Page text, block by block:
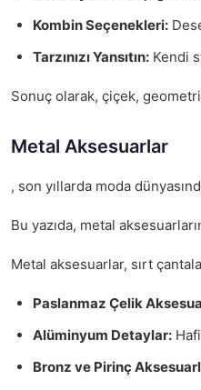
Kombin Seçenekleri:
Tarzınızı Yansıtın: Kendi
Sonuç olarak, çiçek,
Metal Aksesuarlar
, son yıllarda moda
Bu yazıda, metal
Metal aksesuarlar, sırt
Paslanmaz Çelik
Alüminyum Detaylar:
Bronz ve Pirinç